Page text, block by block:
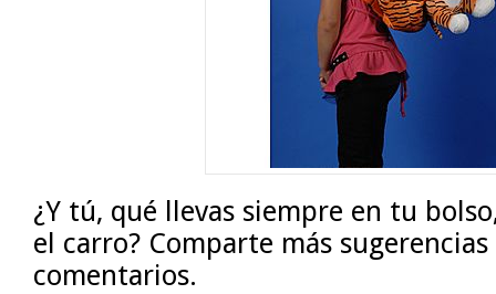
¿Y tú, qué llevas siempre en tu
el carro? Comparte más
comentarios.